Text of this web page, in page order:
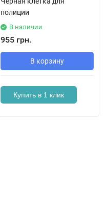
полиции
В наличии
955 грн.
В корзину
Купить в 1 клик